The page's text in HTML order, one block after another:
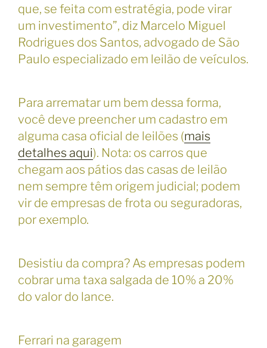
que, se feita com estratégia, pode virar
um investimento”, diz Marcelo Miguel
Rodrigues dos Santos, advogado de São
Paulo especializado em leilão de veículos.
Para arrematar um bem dessa forma,
você deve preencher um cadastro em
alguma casa oficial de leilões (mais
detalhes aqui). Nota: os carros que
chegam aos pátios das casas de leilão
nem sempre têm origem judicial; podem
vir de empresas de frota ou seguradoras,
por exemplo.
Desistiu da compra? As empresas podem
cobrar uma taxa salgada de 10% a 20%
do valor do lance.
Ferrari na garagem